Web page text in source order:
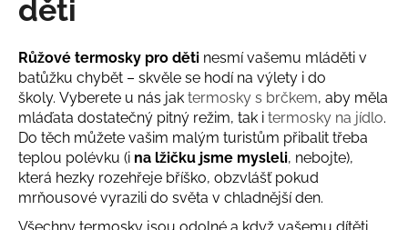
děti
Růžové termosky pro děti nesmí vašemu mláděti v
batůžku chybět – skvěle se hodí na výlety i do
školy. Vyberete u nás jak termosky s brčkem, aby měla
mláďata dostatečný pitný režim, tak i termosky na jídlo.
Do těch můžete vašim malým turistům přibalit třeba
teplou polévku (i na lžičku jsme mysleli, nebojte),
která hezky rozehřeje bříško, obzvlášť pokud
mrňousové vyrazili do světa v chladnější den.
e
u
j
e
t
e
n
a